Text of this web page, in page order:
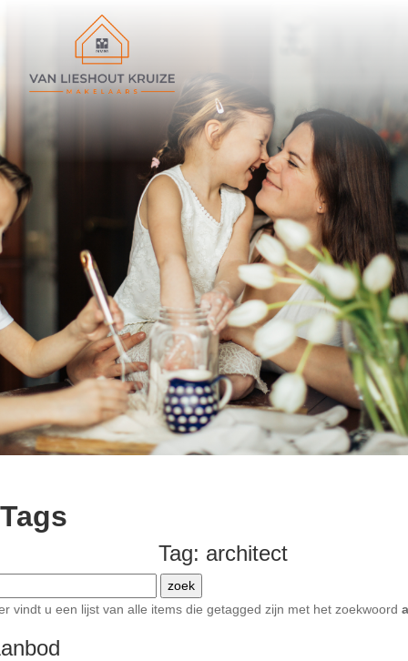
Tags
Tag: architect
vindt u een lijst van alle items die getagged zijn met het zoekwoord